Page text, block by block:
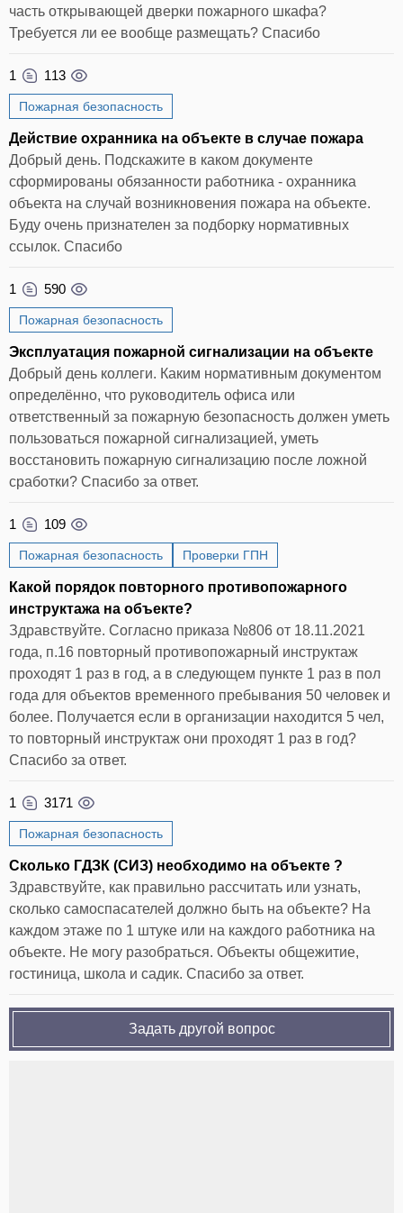
часть открывающей дверки пожарного шкафа?
Требуется ли ее вообще размещать? Спасибо
1 113
Пожарная безопасность
Действие охранника на объекте в случае пожара
Добрый день. Подскажите в каком документе
сформированы обязанности работника - охранника
объекта на случай возникновения пожара на объекте.
Буду очень признателен за подборку нормативных
ссылок. Спасибо
1 590
Пожарная безопасность
Эксплуатация пожарной сигнализации на объекте
Добрый день коллеги. Каким нормативным документом
определённо, что руководитель офиса или
ответственный за пожарную безопасность должен уметь
пользоваться пожарной сигнализацией, уметь
восстановить пожарную сигнализацию после ложной
сработки? Спасибо за ответ.
1 109
Пожарная безопасность Проверки ГПН
Какой порядок повторного противопожарного
инструктажа на объекте?
Здравствуйте. Согласно приказа №806 от 18.11.2021
года, п.16 повторный противопожарный инструктаж
проходят 1 раз в год, а в следующем пункте 1 раз в пол
года для объектов временного пребывания 50 человек и
более. Получается если в организации находится 5 чел,
то повторный инструктаж они проходят 1 раз в год?
Спасибо за ответ.
1 3171
Пожарная безопасность
Сколько ГДЗК (СИЗ) необходимо на объекте ?
Здравствуйте, как правильно рассчитать или узнать,
сколько самоспасателей должно быть на объекте? На
каждом этаже по 1 штуке или на каждого работника на
объекте. Не могу разобраться. Объекты общежитие,
гостиница, школа и садик. Спасибо за ответ.
Задать другой вопрос